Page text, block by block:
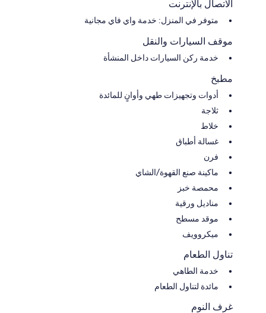
25 minutes: Luquillo Beach and the Kiosks which host over 50 local bars
30 minutes: Luis Muñoz Marin International Airport, Fajardo (ferries to
Vieques or Culebra)
Follow and Tag us on Instagram: @casa_adalia
الاتصال بالإنترنت
متوفر في المنزل: خدمة واي فاي مجانية
موقف السيارات والنقل
خدمة ركن السيارات داخل المنشأة
مطبخ
أدوات وتجهيزات طهي وأوانٍ للمائدة
ثلاجة
خلاط
غسالة أطباق
فرن
ماكينة صنع القهوة/الشاي
محمصة خبز
مناديل ورقية
موقد مسطح
ميكروويف
تناول الطعام
خدمة الطاهي
مائدة لتناول الطعام
غرف النوم